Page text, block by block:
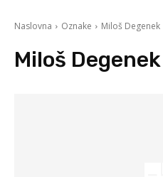
Naslovna Oznake Miloš Degenek
Miloš Degenek